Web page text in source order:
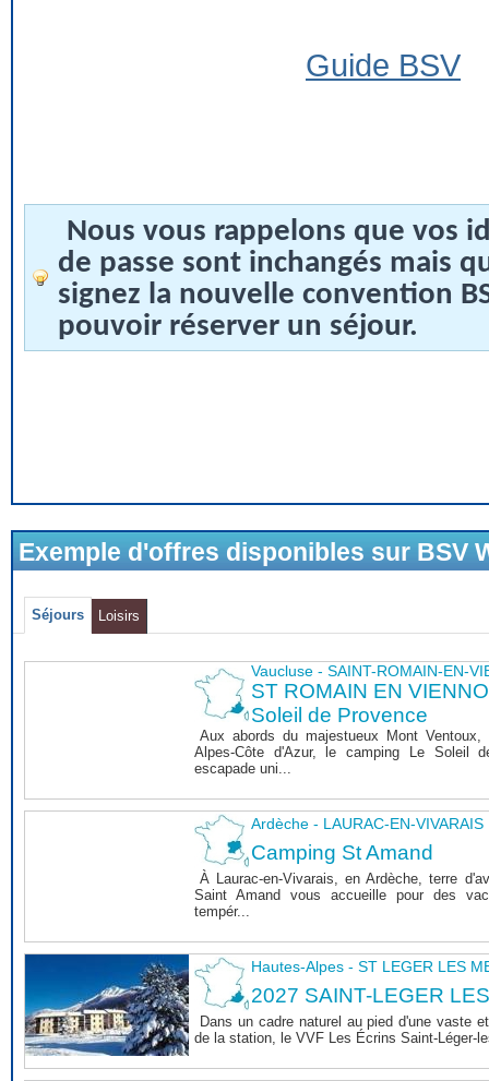
Guide BSV
Nous vous rappelons que vos
de passe sont inchangés mais
signez la nouvelle convention
pouvoir réserver un séjour.
Exemple d'offres disponibles sur BSV
Séjours Loisirs
Vaucluse - SAINT-ROMAIN-EN-
ST ROMAIN EN
Soleil de Provence
Aux abords du majestueux Mont
Alpes-Côte d'Azur, le camping Le Soleil
escapade uni...
Ardèche - LAURAC-EN-VIVARAIS
Camping St Amand
À Laurac-en-Vivarais, en Ardèche, terre
Saint Amand vous accueille pour des
tempér...
Hautes-Alpes - ST LEGER LES
2027 SAINT-LEGER
Dans un cadre naturel au pied d'une vaste
de la station, le VVF Les Écrins Saint-Léger-